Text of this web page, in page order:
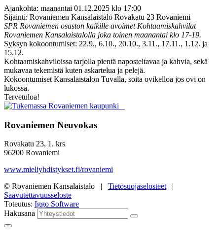
Ajankohta: maanantai 01.12.2025 klo 17:00
Sijainti: Rovaniemen Kansalaistalo Rovakatu 23 Rovaniemi
SPR Rovaniemen osaston kaikille avoimet Kohtaamiskahvilat
Rovaniemen Kansalaistalolla joka toinen maanantai klo 17-19.
Syksyn kokoontumiset: 22.9., 6.10., 20.10., 3.11., 17.11., 1.12. ja
15.12.
Kohtaamiskahviloissa tarjolla pientä naposteltavaa ja kahvia, sekä
mukavaa tekemistä kuten askartelua ja pelejä.
Kokoontumiset Kansalaistalon Tuvalla, soita ovikelloa jos ovi on
lukossa.
Tervetuloa!
Rovaniemen Neuvokas
Rovakatu 23, 1. krs
96200 Rovaniemi
www.mieliyhdistykset.fi/rovaniemi
© Rovaniemen Kansalaistalo | Tietosuojaselosteet |
Saavutettavuusseloste
Toteutus: Iggo Software
Hakusana